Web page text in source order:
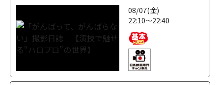
08/07(金)
22:10～22:40